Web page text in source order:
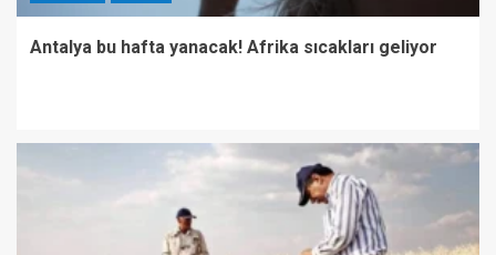
Antalya bu hafta yanacak! Afrika sıcakları geliyor